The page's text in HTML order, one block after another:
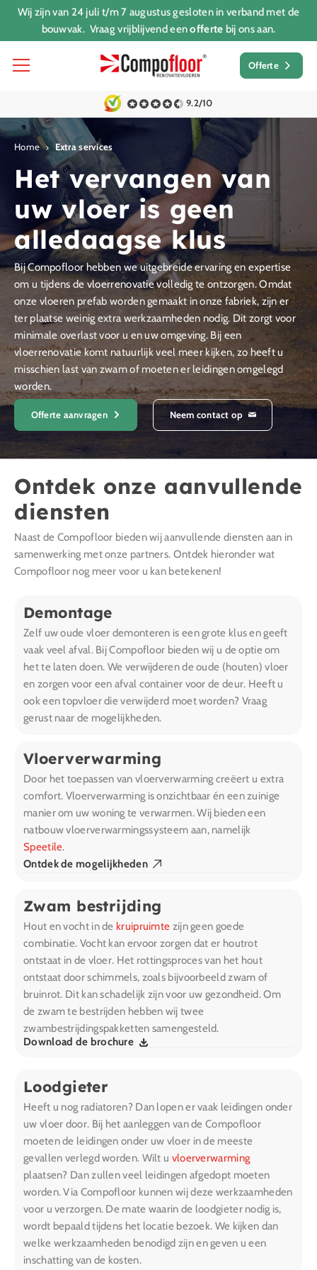
Wij zijn van 24 juli t/m 7 augustus gesloten in verband met de
bouwvak. Vraag vrijblijvend eenofferte bij ons aan.
Offerte
9.2/10
Home Extra services
Het vervangen van
uw vloer is geen
alledaagse klus
Bij Compofloor hebben we uitgebreide ervaring en expertise
om u tijdens de vloerrenovatievolledig te ontzorgen. Omdat
onze vloeren prefab worden gemaakt in onze fabriek, zijn er
ter plaatse weinig extra werkzaamheden nodig. Dit zorgt voor
minimale overlast voor u en uw omgeving. Bij een
vloerrenovatie komt natuurlijk veel meer kijken, zo heeft u
misschien last van zwam of moeten er leidingen omgelegd
worden.
Offerte aanvragen Neem contact op
Ontdek onze aanvullende
diensten
Naast de Compofloor bieden wij aanvullende diensten aan in
samenwerking met onze partners. Ontdek hieronder wat
Compofloor nog meer voor u kan betekenen!
Demontage
Zelf uw oude vloer demonteren is een grote klus en geeft
vaak veel afval. Bij Compofloor bieden wij u de optie om
het te laten doen. We verwijderen de oude (houten) vloer
en zorgen voor een afval container voor de deur. Heeft u
ook een topvloer die verwijderd moet worden? Vraag
gerust naar de mogelijkheden.
Vloerverwarming
Door het toepassen van vloerverwarming creëert u extra
comfort. Vloerverwarming is onzichtbaar én een zuinige
manier om uw woning te verwarmen. Wij bieden een
natbouw vloerverwarmingssysteem aan, namelijk
Speetile.
Ontdek de mogelijkheden
Zwam bestrijding
Hout en vocht in de kruipruimte zijn geen goede
combinatie. Vocht kan ervoor zorgen dat er houtrot
ontstaat in de vloer. Het rottingsproces van het hout
ontstaat door schimmels, zoals bijvoorbeeld zwam of
bruinrot. Dit kan schadelijk zijn voor uw gezondheid. Om
de zwam te bestrijden hebben wij twee
zwambestrijdingspakketten samengesteld.
Download de brochure
Loodgieter
Heeft u nog radiatoren? Dan lopen er vaak leidingen onder
uw vloer door. Bij het aanleggen van de Compofloor
moeten de leidingen onder uw vloer in de meeste
gevallen verlegd worden. Wilt u vloerverwarming
plaatsen? Dan zullen veel leidingen afgedopt moeten
worden. Via Compofloor kunnen wij deze werkzaamheden
voor u verzorgen. De mate waarin de loodgieter nodig is,
wordt bepaald tijdens het locatie bezoek. We kijken dan
welke werkzaamheden benodigd zijn en geven u een
inschatting van de kosten.